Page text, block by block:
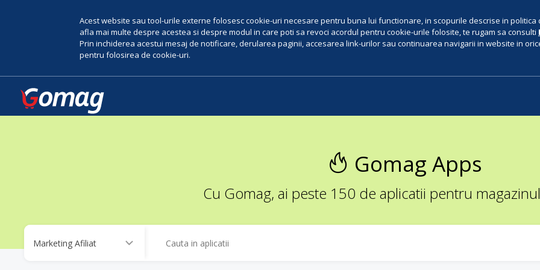
Acest website sau tool-urile externe folosesc cookie-uri necesare pentru buna lui functionare, in scopurile descrise in politica
afla mai multe despre acestea si despre modul in care poti sa revoci acordul pentru cookie-urile folosite, te rugam sa consulti
Prin inchiderea acestui mesaj de notificare, derularea paginii, accesarea link-urilor sau continuarea navigarii in website in
pentru folosirea de cookie-uri.
Gomag Apps
Cu Gomag, ai peste 150 de aplicatii pentru